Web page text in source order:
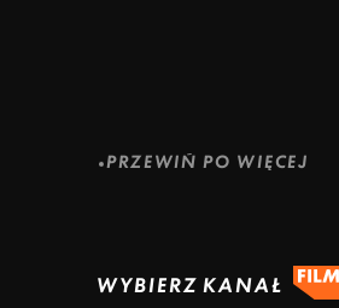
PRZEWIŃ PO WIĘCEJ
WYBIERZ KANAŁ